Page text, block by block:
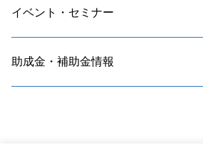
イベント・セミナー
助成金・補助金情報